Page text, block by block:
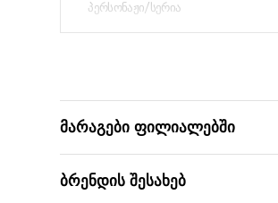
ᲞᲔᲠᲡᲝᲜᲐᲟᲘ/ᲡᲔᲠᲘᲐ
მარაგები ფილიალებში
ბრენდის შესახებ